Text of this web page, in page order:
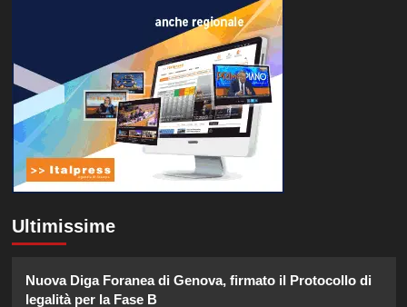
Ultimissime
Nuova Diga Foranea di Genova, firmato il Protocollo di
legalità per la Fase B